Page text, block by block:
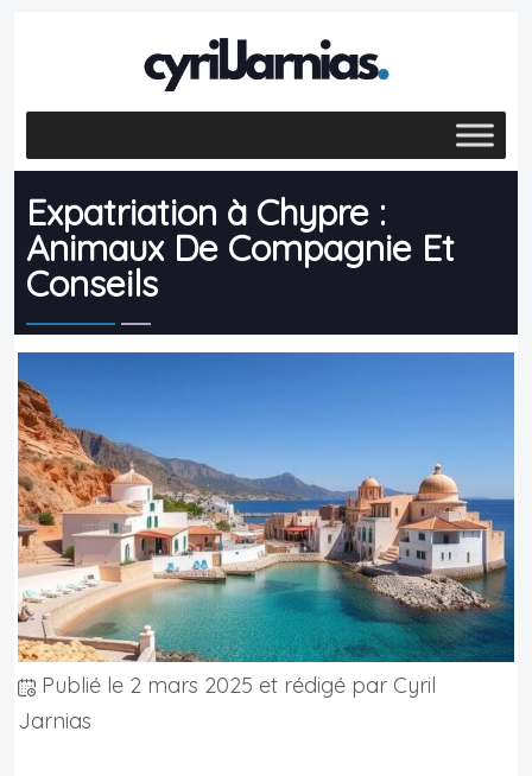
Expatriation à Chypre :
Animaux De Compagnie Et
Conseils
Publié le 2 mars 2025 et rédigé par Cyril
Jarnias